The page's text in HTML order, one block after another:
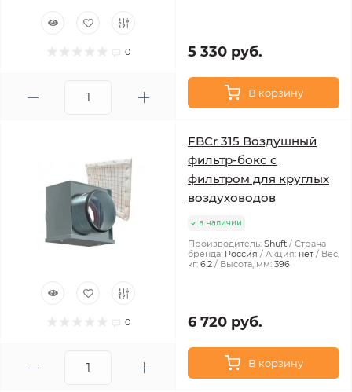
0 5 330 руб.
В корзину
0
FBCr 315 Воздушный
фильтр-бокс с
фильтром для круглых
воздуховодов
в наличии
Производитель: Shuft
Страна
бренда: Россия Акция: нет
Вес,
кг: 6.2 Высота, мм: 396
6 720 руб.
В корзину